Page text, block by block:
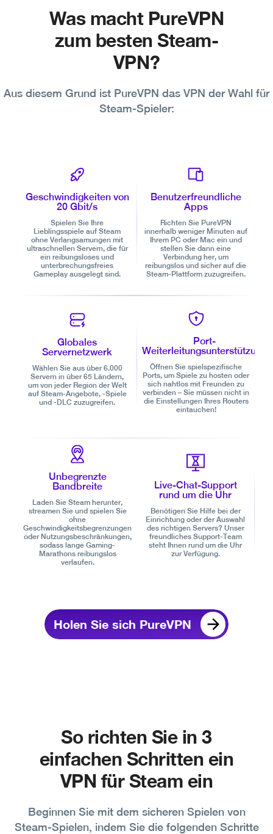
Was macht PureVPN
zum besten Steam-
VPN?
Aus diesem Grund ist PureVPN das VPN der Wahl für
Steam-Spieler:
Geschwindigkeiten von
20 Gbit/s
Spielen Sie Ihre
Lieblingsspiele auf Steam
ohne Verlangsamungen mit
ultraschnellen Servern, die für
ein reibungsloses und
unterbrechungsfreies
Gameplay ausgelegt sind.
Benutzerfreundliche
Apps
Richten Sie PureVPN
innerhalb weniger Minuten auf
Ihrem PC oder Mac ein und
stellen Sie dann eine
Verbindung her, um
reibungslos und sicher auf die
Steam-Plattform zuzugreifen.
Globales
Servernetzwerk
Wählen Sie aus über 6.000
Servern in über 65 Ländern,
um von jeder Region der Welt
auf Steam-Angebote, -Spiele
und -DLC zuzugreifen.
Port-
Weiterleitungsunterstützung
Öffnen Sie spielspezifische
Ports, um Spiele zu hosten oder
sich nahtlos mit Freunden zu
verbinden – Sie müssen nicht in
die Einstellungen Ihres Routers
eintauchen!
Unbegrenzte
Bandbreite
Laden Sie Steam herunter,
streamen Sie und spielen Sie
ohne
Geschwindigkeitsbegrenzungen
oder Nutzungsbeschränkungen,
sodass lange Gaming-
Marathons reibungslos
verlaufen.
Live-Chat-Support
rund um die Uhr
Benötigen Sie Hilfe bei der
Einrichtung oder der Auswahl
des richtigen Servers? Unser
freundliches Support-Team
steht Ihnen rund um die Uhr
zur Verfügung.
Holen Sie sich PureVPN
So richten Sie in 3
einfachen Schritten ein
VPN für Steam ein
Beginnen Sie mit dem sicheren Spielen von
Steam-Spielen, indem Sie die folgenden Schritte